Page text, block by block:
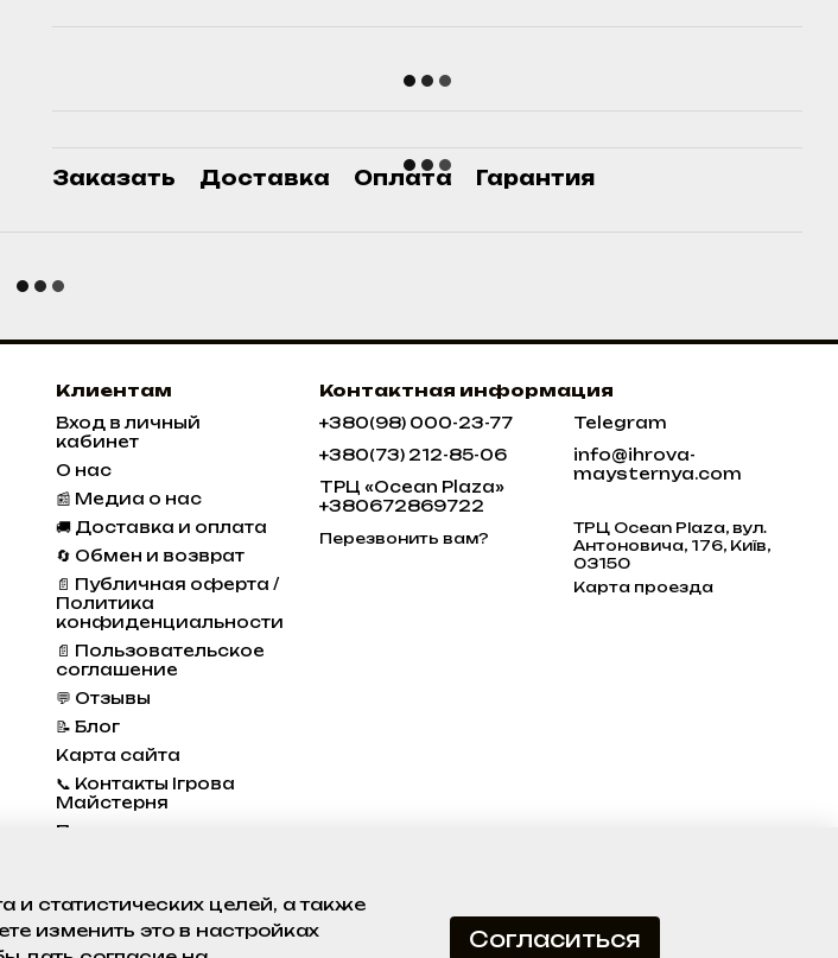
Заказать Доставка Оплата Гарантия
Клиентам
Вход в личный
кабинет
О нас
📰 Медиа о нас
🚚 Доставка и оплата
🔄 Обмен и возврат
📄 Публичная оферта /
Политика
конфиденциальности
📄 Пользовательское
соглашение
💬 Отзывы
📝 Блог
Карта сайта
📞 Контакты Ігрова
Майстерня
Программа
Мы в соцсетях
Контактная информация
+380(98) 000-23-77
+380(73) 212-85-06
ТРЦ «Ocean Plaza»
+380672869722
Перезвонить вам?
Telegram
info@ihrova-
maysternya.com
ТРЦ Ocean Plaza, вул.
Антоновича, 176, Київ,
03150
Карта проезда
и статистических целей, а также
изменить это в настройках
Согласиться